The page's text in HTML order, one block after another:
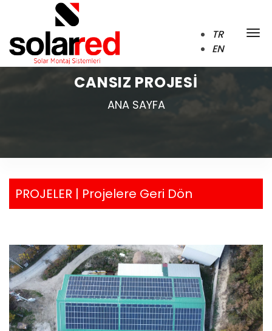
TR
EN
CANSIZ PROJESİ
ANA SAYFA
PROJELER | Projelere Geri Dön